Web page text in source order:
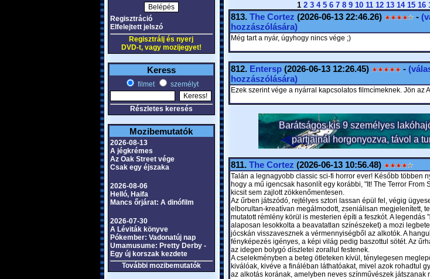
Regisztráció
Elfelejtett jelszó
Regisztrálj és nyerj
DVD-t, vagy mozijegyet!
Keress
filmet személyt
Részletes keresés
Mozibemutatók
2026-08-13
A jégkrémes
Az Oak Street vége
Csak egy éjszaka
2026-08-06
Helló, Haifa
Mancs őrjárat: A dinófilm
2026-07-30
A Léviták könyve
Pókember: Vadonatúj nap
Umamusume: Pretty Derby -
Egy új korszak kezdete
További mozibemutatók
1 2 3 4 5 6 7 8 9 10 11 12 13 14 15 16
813. The Cortez (2026-06-13 22:46.26) -
hozzászólására)
Még tart a nyár, úgyhogy nincs vége ;)
812. Entersp(2026-06-13 12:26.45) -
hozzászólására)
Ezek szerint vége a nyárral kapcsolatos filmcímeknek. Jön az
811. The Cortez (2026-06-13 10:56.48)
Talán a legnagyobb classic sci-fi horror ever! Később többen
hogy a mű igencsak hasonlít egy korábbi, "It! The Terror From
kicsit sem zajlott zökkenőmentesen.
Az űrben játszódó, rejtélyes sztori lassan épül fel, végig
elborultan-kreatívan megálmodott, zseniálisan megjelenített,
mutatott rémlény körül is mesterien építi a feszkót. A legendás
alaposan lesokkolta a beavatatlan színészeket) a mozi
jócskán visszavesznek a vérmennyiségből az alkotók. A
fényképezés igényes, a képi világ pedig baszottul sötét. Az
az idegen bolygó díszletei zorallul festenek.
A cselekményben a beteg ötleteken kívül, ténylegesen
kiválóak, kivéve a fináléban láthatóakat, mivel azok rohadtul
az alkotás korának, amelyben neves színművészek játszanak